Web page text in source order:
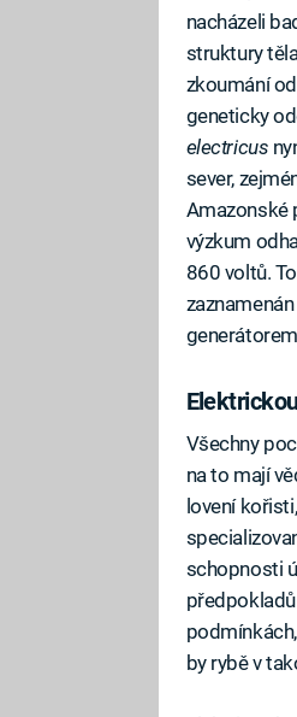
nacházeli
struktury
zkoumání
geneticky
electricus
sever,
Amazonské
výzkum
860 voltů.
Všechny
na to mají
lovení
schopnosti
by rybě v